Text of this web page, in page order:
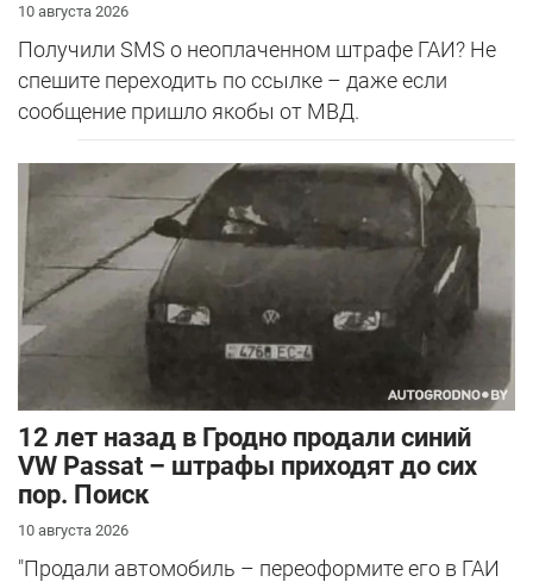
10 августа 2026
Получили SMS о неоплаченном штрафе ГАИ? Не
спешите переходить по ссылке – даже если
сообщение пришло якобы от МВД.
12 лет назад в Гродно продали синий
VW Passat – штрафы приходят до сих
пор. Поиск
10 августа 2026
"Продали автомобиль – переоформите его в ГАИ